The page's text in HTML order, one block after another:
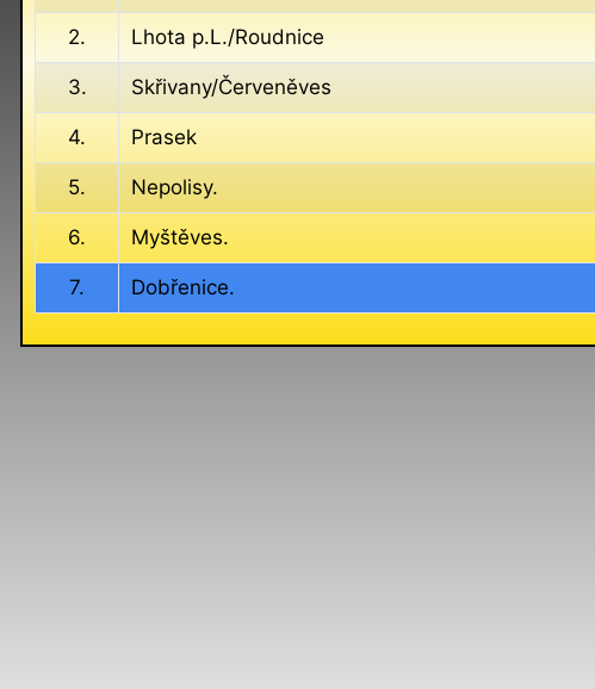
2. Lhota p.L./Roudnice
3. Skřivany/Červeněves
4. Prasek
5. Nepolisy.
6. Myštěves.
7. Dobřenice.